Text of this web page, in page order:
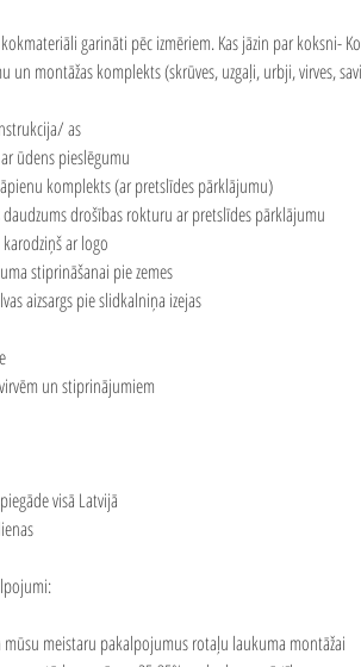
garināti pēc izmēriem. Kas jāzin par koksni-
un montāžas komplekts (skrūves, uzgaļi, urbji, virves,
as
ūdens pieslēgumu
komplekts (ar pretslīdes pārklājumu)
daudzums drošības rokturu ar pretslīdes pārklājumu
karodziņš ar logo
stiprināšanai pie zemes
aizsargs pie slidkalniņa izejas
un stiprinājumiem
visā Latvijā
mūsu meistaru pakalpojumus rotaļu laukuma montāžai